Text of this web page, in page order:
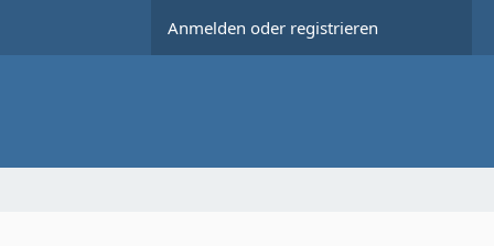
Anmelden oder registrieren